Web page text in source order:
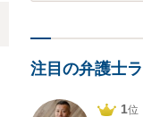
注目の弁護士
1位